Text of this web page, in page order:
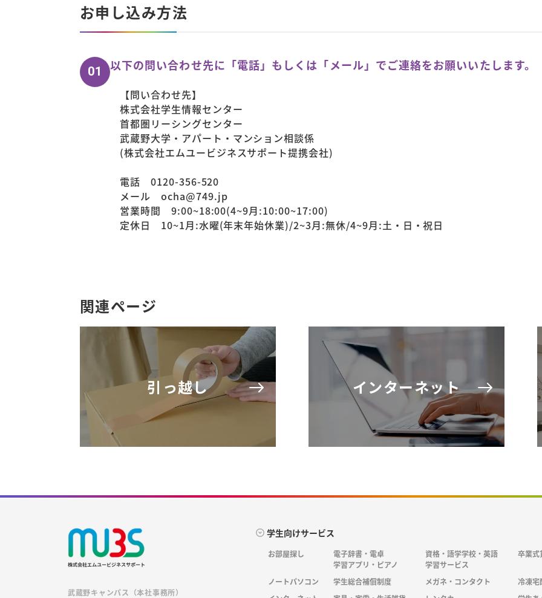
お申し込み方法
01 以下の問い合わせ先に「電話」もしくは「メール」でご連絡をお願いいたします。
【問い合わせ先】
株式会社学生情報センター
首都圏リーシングセンター
武蔵野大学・アパート・マンション相談係
(株式会社エムユービジネスサポート提携会社)
電話 0120-356-520
メール ocha@749.jp
営業時間 9:00~18:00(4~9月:10:00~17:00)
定休日 10~1月:水曜(年末年始休業)/2~3月:無休/4~9月:土・日・祝日
関連ページ
引っ越し インターネット
武蔵野キャンパス（本社事務所）
学生向けサービス
お部屋探し
ノートパソコン
電子辞書・電卓
学習アプリ・ピアノ
学生総合補償制度
資格・語学学校・英語
学習サービス
メガネ・コンタクト
卒業式
冷凍宅